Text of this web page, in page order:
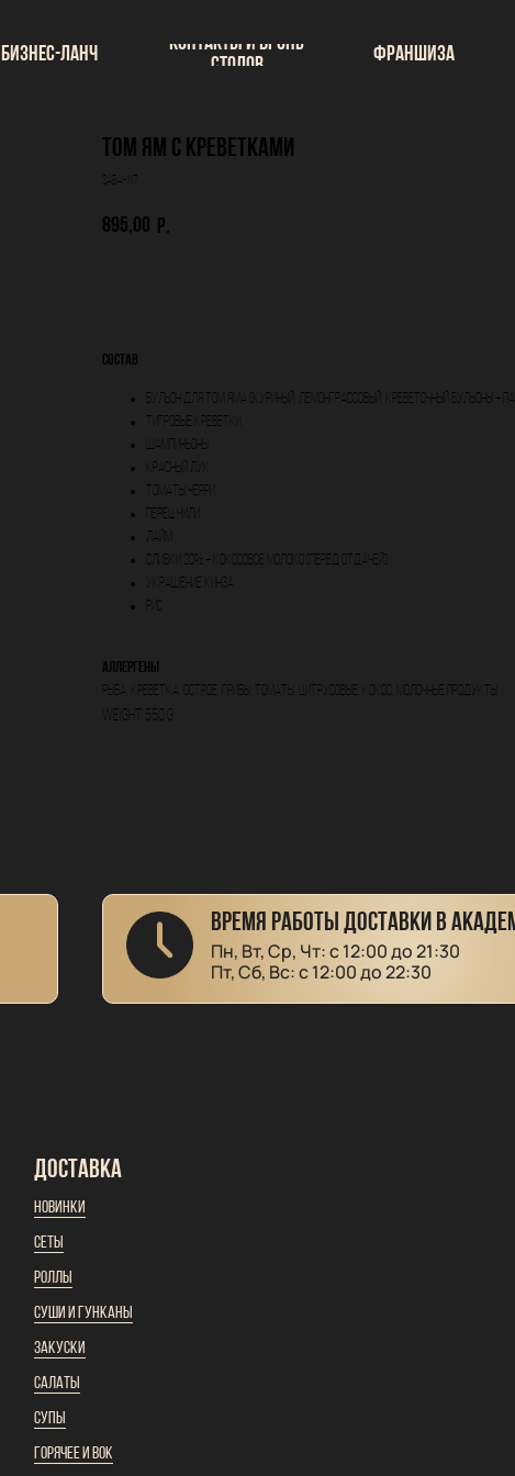
Бизнес-ланч
Контакты и бронь
столов
франшиза
Том Ям с креветками
SABAI-117
895,00 р.
Состав
бульон для том яма (куриный, лемонграссовый, креветочный бульоны +
тигровые креветки
шампиньоны
красный лук
томаты черри
перец чили
лайм
сливки 20% + кокосовое молоко (перед отдачей)
украшение кинза
рис
Аллергены
Рыба, креветка, острое, грибы, томаты, цитрусовые, кокос, молочные продукты.
Weight: 550 g
ВРЕМЯ РАБОТЫ ДОСТАВКИ В
Пн, Вт, Ср, Чт: с 12:00 до 21:30
Пт, Сб, Вс: с 12:00 до 22:30
ДОСТАВКА
Новинки
Сеты
Роллы
Суши и гунканы
Закуски
Салаты
Супы
Горячее и вок